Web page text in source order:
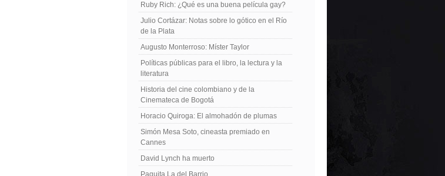
Ruby Rich: ¿Qué es una buena película gay?
Julio Cortázar: Notas sobre lo gótico en el Río
de la Plata
Augusto Monterroso: Míster Taylor
Políticas públicas para el libro, la lectura y la
literatura
Historia del cine colombiano y de la
Cinemateca de Bogotá
Horacio Quiroga: El almohadón de plumas
Simón Mesa Soto, cineasta premiado en
Cannes
David Lynch ha muerto
Paquita La del Barrio